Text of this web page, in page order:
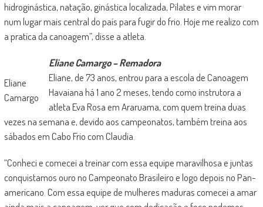
hidroginástica, natação, ginástica localizada, Pilates e vim morar
num lugar mais central do país para fugir do frio. Hoje me realizo com
a pratica da canoagem”, disse a atleta.
Eliane
Camargo
Eliane Camargo – Remadora
Eliane, de 73 anos, entrou para a escola de Canoagem
Havaiana há 1 ano 2 meses, tendo como instrutora a
atleta Eva Rosa em Araruama, com quem treina duas
vezes na semana e, devido aos campeonatos, também treina aos
sábados em Cabo Frio com Claudia.
“Conheci e comecei a treinar com essa equipe maravilhosa e juntas
conquistamos ouro no Campeonato Brasileiro e logo depois no Pan-
americano. Com essa equipe de mulheres maduras comecei a amar